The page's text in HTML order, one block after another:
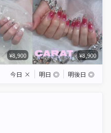
¥8,900 ¥8,900
今日 × 明日 ◎ 明後日 ◎